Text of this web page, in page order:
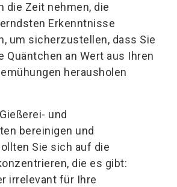
die Zeit nehmen, die
Erkenntnisse
um sicherzustellen, dass Sie
Quäntchen an Wert aus Ihren
herausholen
und
bereinigen und
Sie sich auf die
die es gibt:
irrelevant für Ihre